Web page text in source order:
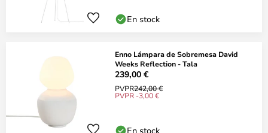
En stock
Enno Lámpara de Sobremesa David
Weeks Reflection - Tala
239,00 €
PVPR242,00 €
PVPR -3,00 €
En stock